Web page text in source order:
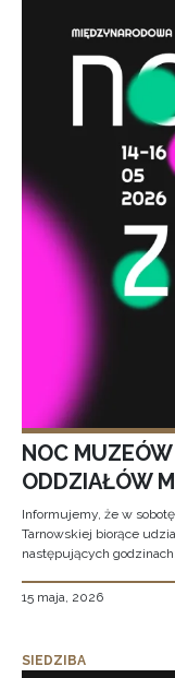
NOC
ODDZIAŁÓW
Informujemy, że w
Tarnowskiej biorące
następujących godzinach:
15 maja, 2026
SIEDZIBA